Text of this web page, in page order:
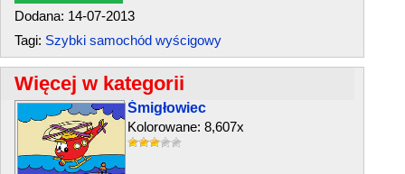
Dodana: 14-07-2013
Tagi: Szybki samochód wyścigowy
Więcej w kategorii
Śmigłowiec
Kolorowane: 8,607x